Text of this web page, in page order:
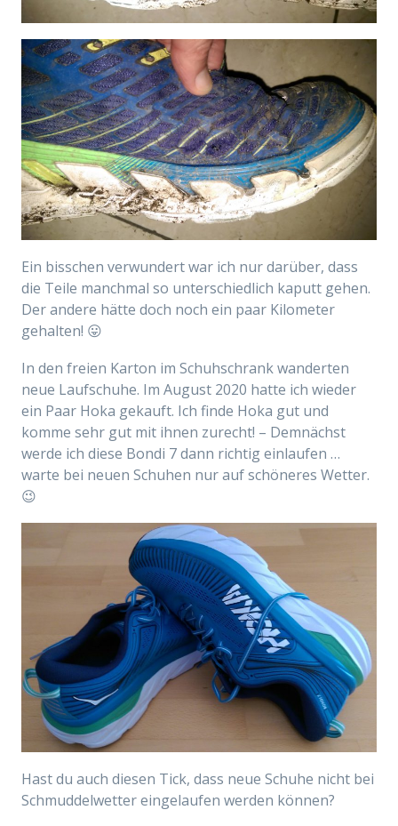
Ein bisschen verwundert war ich nur darüber, dass
die Teile manchmal so unterschiedlich kaputt gehen.
Der andere hätte doch noch ein paar Kilometer
gehalten! 😛
In den freien Karton im Schuhschrank wanderten
neue Laufschuhe. Im August 2020 hatte ich wieder
ein Paar Hoka gekauft. Ich finde Hoka gut und
komme sehr gut mit ihnen zurecht! – Demnächst
werde ich diese Bondi 7 dann richtig einlaufen …
warte bei neuen Schuhen nur auf schöneres Wetter.
😉
Hast du auch diesen Tick, dass neue Schuhe nicht bei
Schmuddelwetter eingelaufen werden können?